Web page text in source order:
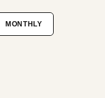
MONTHLY